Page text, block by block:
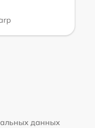
данных